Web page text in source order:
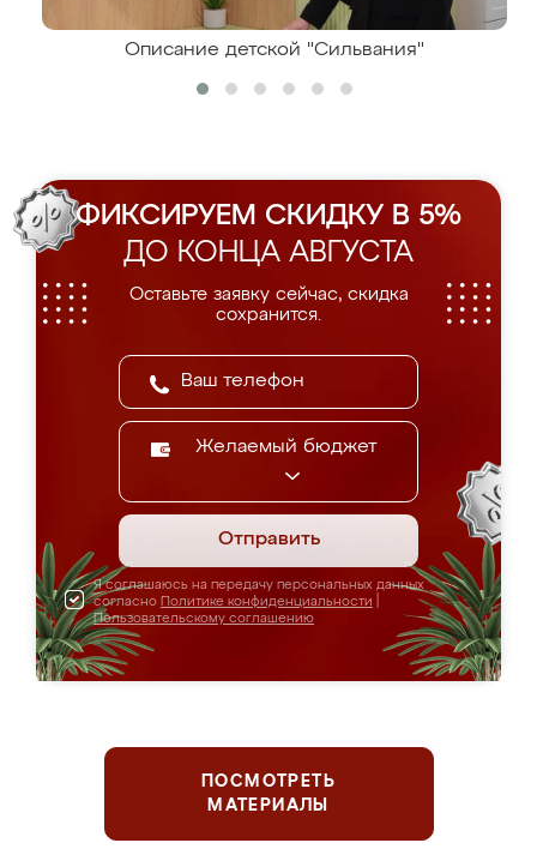
Описание детской "Сильвания"
ФИКСИРУЕМ СКИДКУ В 5%
ДО КОНЦА АВГУСТА
Оставьте заявку сейчас, скидка
сохранится.
Желаемый бюджет
Отправить
Я соглашаюсь на передачу персональных данных
согласно Политике конфиденциальности
Пользовательскому соглашению
ПОСМОТРЕТЬ
МАТЕРИАЛЫ